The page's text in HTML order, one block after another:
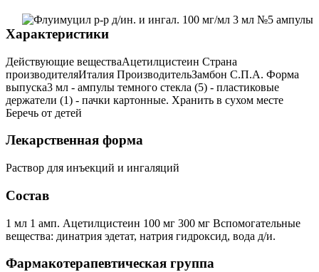
Характеристики
Действующие веществаАцетилцистеин Страна
производителяИталия ПроизводительЗамбон С.П.А. Форма
выпуска3 мл - ампулы темного стекла (5) - пластиковые
держатели (1) - пачки картонные. Хранить в сухом месте
Беречь от детей
Лекарственная форма
Раствор для инъекций и ингаляций
Состав
1 мл 1 амп. Ацетилцистеин 100 мг 300 мг Вспомогательные
вещества: динатрия эдетат, натрия гидроксид, вода д/и.
Фармакотерапевтическая группа